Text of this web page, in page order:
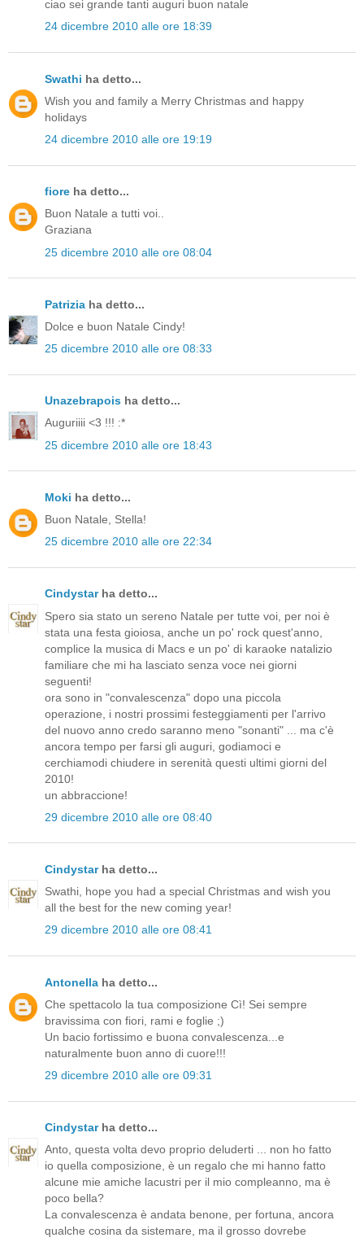
ciao sei grande tanti auguri buon natale
24 dicembre 2010 alle ore 18:39
Swathi ha detto...
Wish you and family a Merry Christmas and happy
holidays
24 dicembre 2010 alle ore 19:19
fiore ha detto...
Buon Natale a tutti voi..
Graziana
25 dicembre 2010 alle ore 08:04
Patrizia ha detto...
Dolce e buon Natale Cindy!
25 dicembre 2010 alle ore 08:33
Unazebrapois ha detto...
Auguriiii <3 !!! :*
25 dicembre 2010 alle ore 18:43
Moki ha detto...
Buon Natale, Stella!
25 dicembre 2010 alle ore 22:34
Cindystarha detto...
Spero sia stato un sereno Natale per tutte voi, per noi è
stata una festa gioiosa, anche un po' rock quest'anno,
complice la musica di Macs e un po' di karaoke natalizio
familiare che mi ha lasciato senza voce nei giorni
seguenti!
ora sono in "convalescenza" dopo una piccola
operazione, i nostri prossimi festeggiamenti per l'arrivo
del nuovo anno credo saranno meno "sonanti" ... ma c'è
ancora tempo per farsi gli auguri, godiamoci e
cerchiamodi chiudere in serenità questi ultimi giorni del
2010!
un abbraccione!
29 dicembre 2010 alle ore 08:40
Cindystarha detto...
Swathi, hope you had a special Christmas and wish you
all the best for the new coming year!
29 dicembre 2010 alle ore 08:41
Antonella ha detto...
Che spettacolo la tua composizione Cì! Sei sempre
bravissima con fiori, rami e foglie ;)
Un bacio fortissimo e buona convalescenza...e
naturalmente buon anno di cuore!!!
29 dicembre 2010 alle ore 09:31
Cindystarha detto...
Anto, questa volta devo proprio deluderti ... non ho fatto
io quella composizione, è un regalo che mi hanno fatto
alcune mie amiche lacustri per il mio compleanno, ma è
poco bella?
La convalescenza è andata benone, per fortuna, ancora
qualche cosina da sistemare, ma il grosso dovrebe